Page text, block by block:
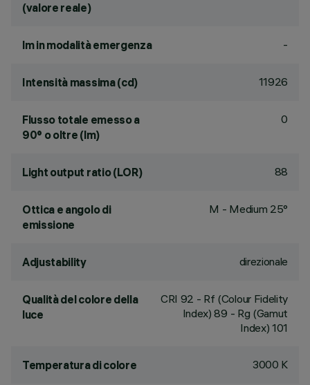
(valore reale)
lm in modalità emergenza -
Intensità massima (cd) 11926
Flusso totale emesso a
90° o oltre (lm)
0
Light output ratio (LOR) 88
Ottica e angolo di
emissione
M - Medium 25°
Adjustability direzionale
Qualità del colore della
luce
CRI 92 - Rf (Colour Fidelity
Index) 89 - Rg (Gamut
Index) 101
Temperatura di colore 3000 K